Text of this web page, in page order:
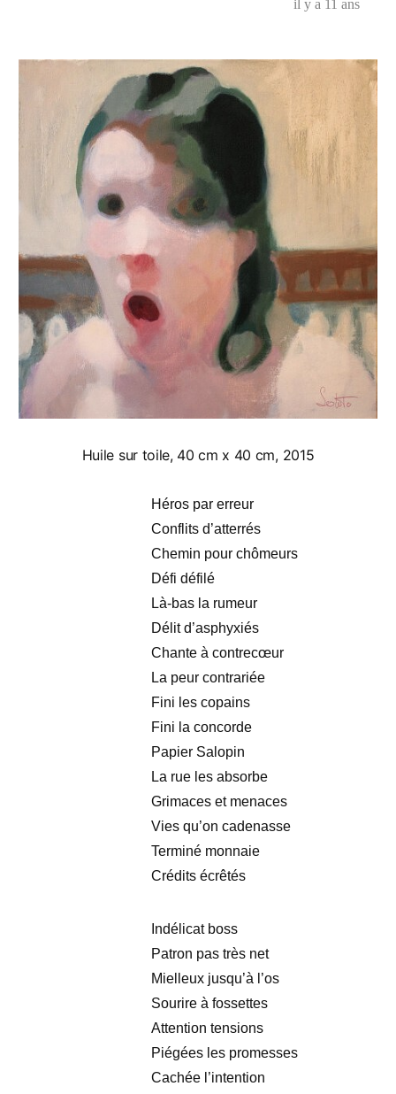
il y a 11 ans
Huile sur toile, 40 cm x 40 cm, 2015
Héros par erreur
Conflits d’atterrés
Chemin pour chômeurs
Défi défilé
Là-bas la rumeur
Délit d’asphyxiés
Chante à contrecœur
La peur contrariée
Fini les copains
Fini la concorde
Papier Salopin
La rue les absorbe
Grimaces et menaces
Vies qu’on cadenasse
Terminé monnaie
Crédits écrêtés
Indélicat boss
Patron pas très net
Mielleux jusqu’à l’os
Sourire à fossettes
Attention tensions
Piégées les promesses
Cachée l’intention